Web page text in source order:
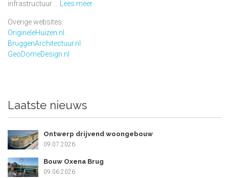
infrastructuur ...
Lees meer
Overige websites:
OrigineleHuizen.nl
BruggenArchitectuur.nl
GeoDomeDesign.nl
Laatste nieuws
Ontwerp drijvend woongebouw
09.07.2026
Bouw Oxena Brug
09.06.2026